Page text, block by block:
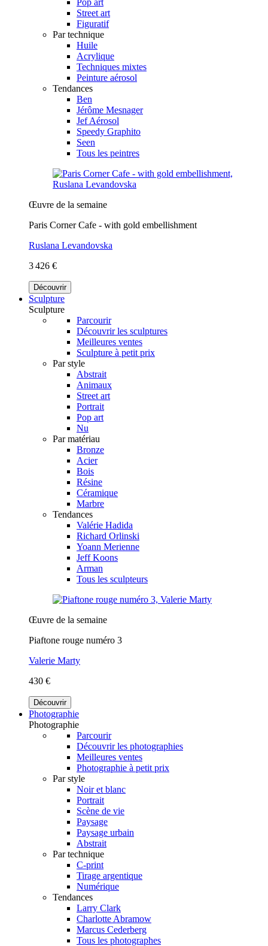
Street art
Figuratif
Par technique
Huile
Acrylique
Techniques mixtes
Peinture aérosol
Tendances
Ben
Jérôme Mesnager
Jef Aérosol
Speedy Graphito
Seen
Tous les peintres
Œuvre de la semaine
Paris Corner Cafe - with gold embellishment
Ruslana Levandovska
3 426 €
Découvrir
Sculpture
Sculpture
Parcourir
Découvrir les sculptures
Meilleures ventes
Sculpture à petit prix
Par style
Abstrait
Animaux
Street art
Portrait
Pop art
Nu
Par matériau
Bronze
Acier
Bois
Résine
Céramique
Marbre
Tendances
Valérie Hadida
Richard Orlinski
Yoann Merienne
Jeff Koons
Arman
Tous les sculpteurs
Œuvre de la semaine
Piaftone rouge numéro 3
Valerie Marty
430 €
Découvrir
Photographie
Photographie
Parcourir
Découvrir les photographies
Meilleures ventes
Photographie à petit prix
Par style
Noir et blanc
Portrait
Scène de vie
Paysage
Paysage urbain
Abstrait
Par technique
C-print
Tirage argentique
Numérique
Tendances
Larry Clark
Charlotte Abramow
Marcus Cederberg
Tous les photographes